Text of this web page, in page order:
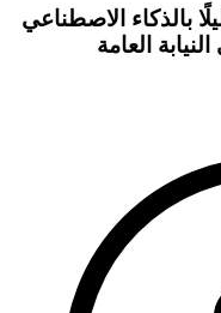
بالذكاء الاصطناعي
العامة